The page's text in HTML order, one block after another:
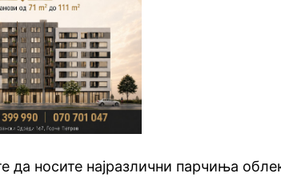
носите најразлични парчиња